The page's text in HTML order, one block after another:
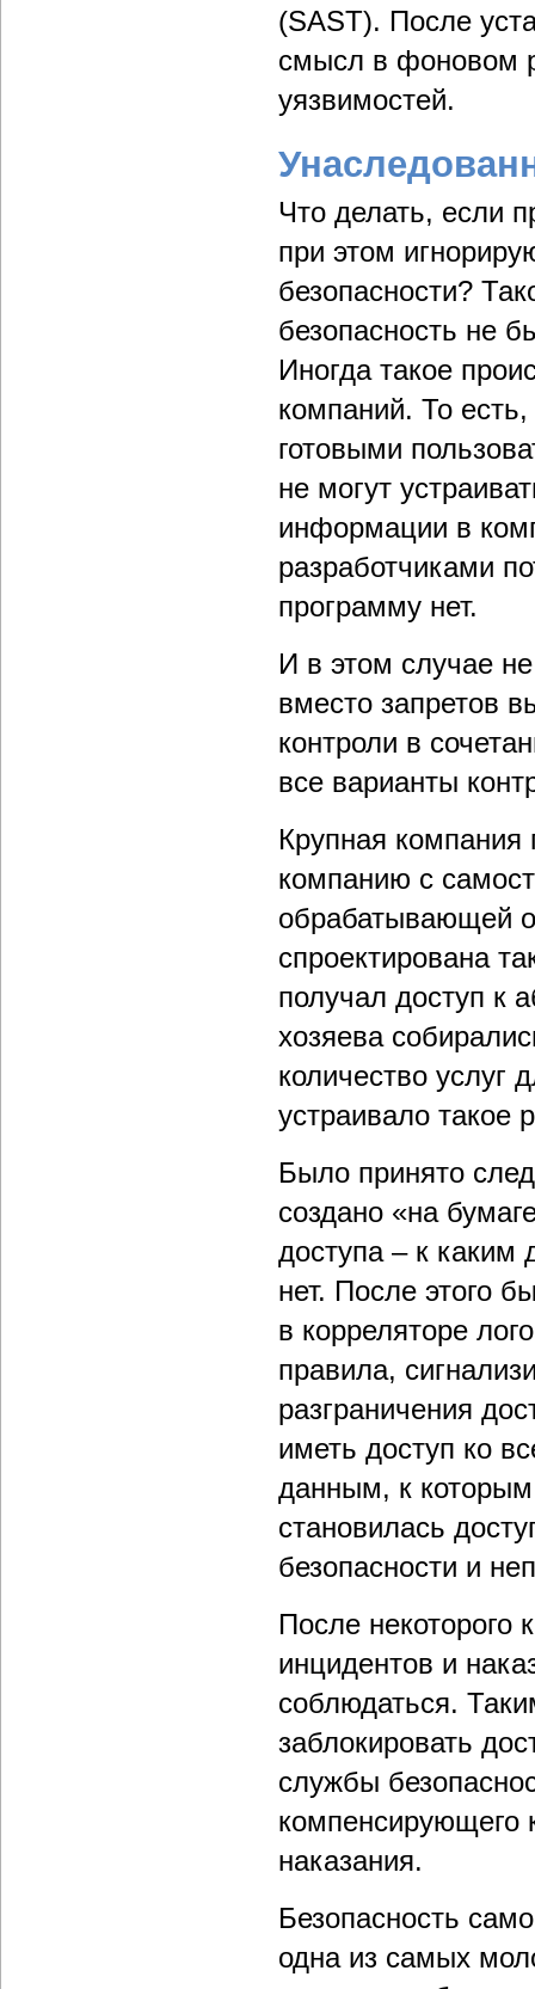
(SAST). После
смысл в фоновом
уязвимостей.
Что делать, если
при этом
безопасности?
безопасность не
Иногда такое
компаний. То
готовыми
не могут
информации в
разработчиками
программу нет.
И в этом случае
вместо запретов
контроли в
все варианты
Крупная
компанию с
обрабатывающей
спроектирована
получал доступ к
хозяева
количество услуг
устраивало такое
Было принято
создано «на
доступа – к
нет. После этого
в корреляторе
правила,
разграничения
иметь доступ ко
данным, к
становилась
безопасности и
После некоторого
инцидентов и
соблюдаться.
заблокировать
службы
компенсирующего
наказания.
Безопасность
одна из самых